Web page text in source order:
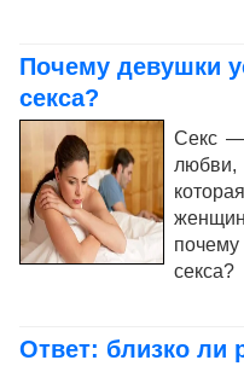
Почему девушки
секса?
Секс —
любви,
секса?
Ответ: близко ли